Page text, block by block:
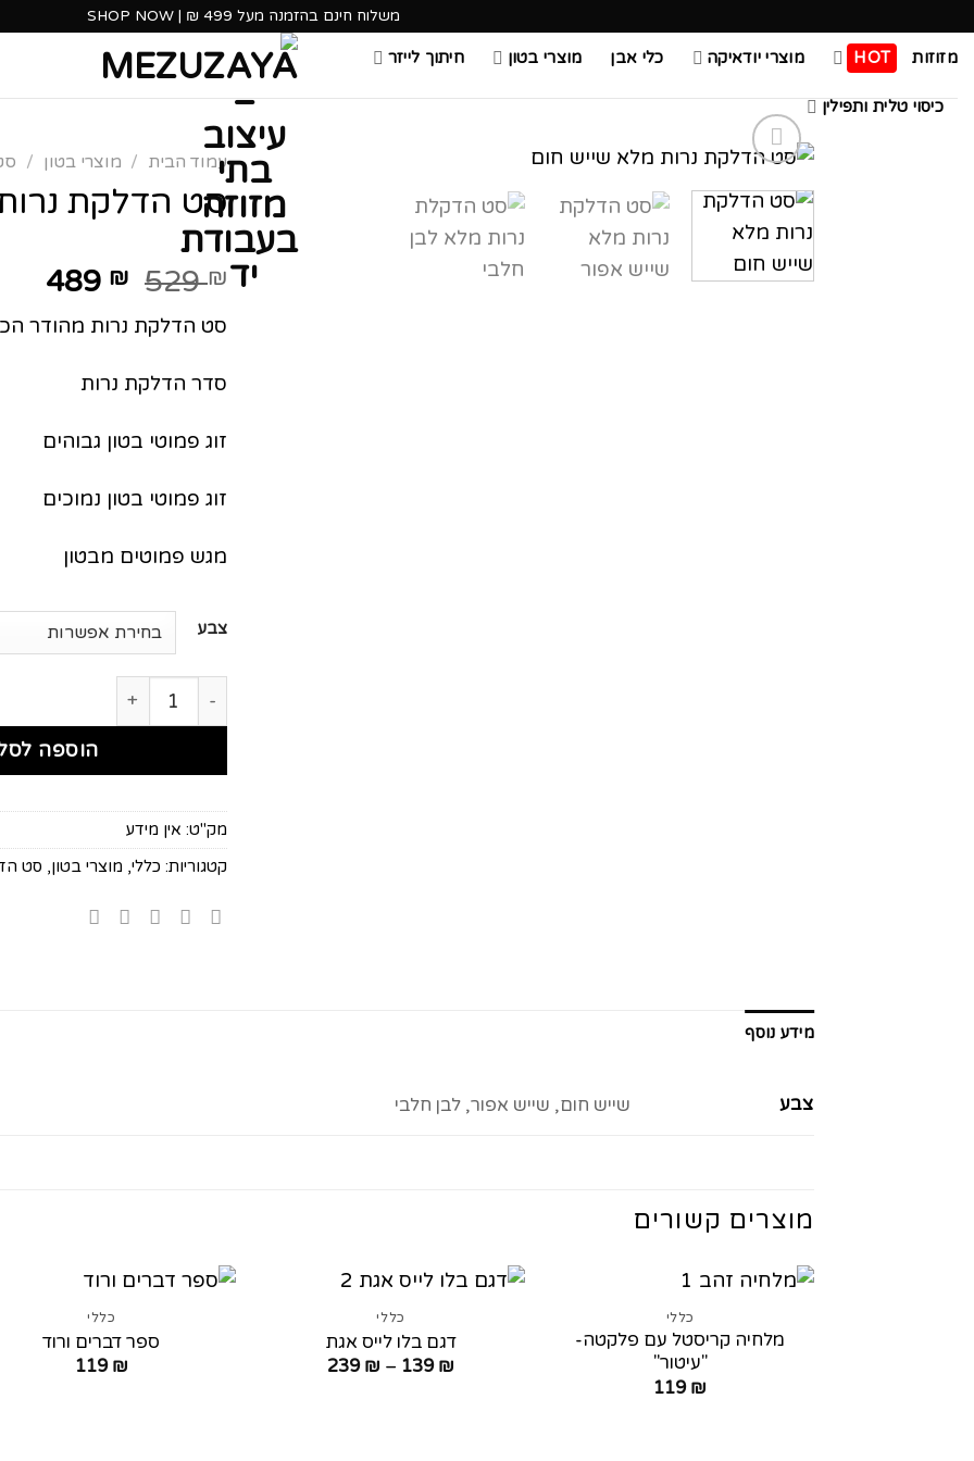
משלוח חינם בהזמנה מעל 499 ₪ | SHOP NOW
מזוזות HOT מוצרי יודאיקה כלי אבן מוצרי בטון חיתוך לייזר
כיסוי טלית ותפילין
עמוד הבית / מוצרי בטון /
סט הדלקת
529₪
המחיר
היה:
489 ₪
סט הדלקת נרות מהודר
סדר הדלקת נרות
זוג פמוטי בטון גבוהים
זוג פמוטי בטון נמוכים
מגש פמוטים מבטון
צבע
כמות של סט הדלקת נרות מלא
הוספה
מק"ט: אין מידע
קטגוריות: כללי, מוצרי בטון, סט
מידע נוסף
צבע שייש חום, שייש אפור, לבן חלבי
מוצרים קשורים
כללי
מלחיה קריסטל עם פלקטה-
"עיטור"
119 ₪
כללי
דגם בלו לייס אגת
139 ₪
–
239 ₪
טווח
כללי
ספר דברים ורוד
119 ₪